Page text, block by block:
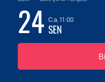
24 C.a, 11:00
SEN